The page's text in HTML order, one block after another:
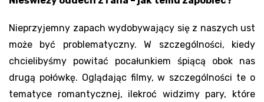
Nieprzyjemny zapach wydobywający się z naszych ust
może być problematyczny. W szczególności, kiedy
chcielibyśmy powitać pocałunkiem śpiącą obok nas
drugą połówkę. Oglądając filmy, w szczególności te o
tematyce romantycznej, ilekroć widzimy pary, które